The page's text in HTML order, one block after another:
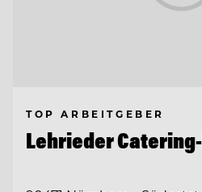
TOP ARBEITGEBER
Lehrieder